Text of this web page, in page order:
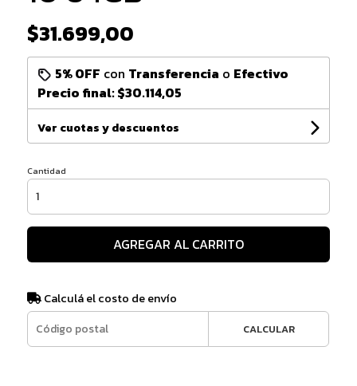
$31.699,00
5% OFF con Transferencia o Efectivo
Precio final:$30.114,05
Ver cuotas y descuentos
Cantidad
AGREGAR AL CARRITO
Calculá el costo de envío
CALCULAR